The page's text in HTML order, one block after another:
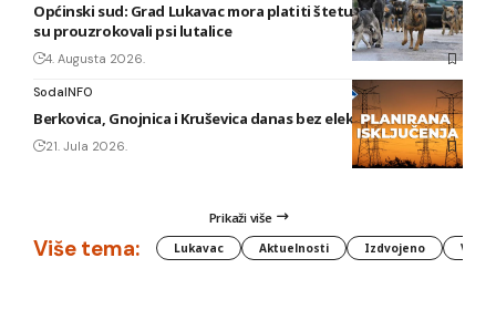
Općinski sud: Grad Lukavac mora platiti štetu na vozilu koju
su prouzrokovali psi lutalice
4. Augusta 2026.
SodaINFO
Berkovica, Gnojnica i Kruševica danas bez električne energije
21. Jula 2026.
Prikaži više
Više tema: Lukavac Aktuelnosti Izdvojeno